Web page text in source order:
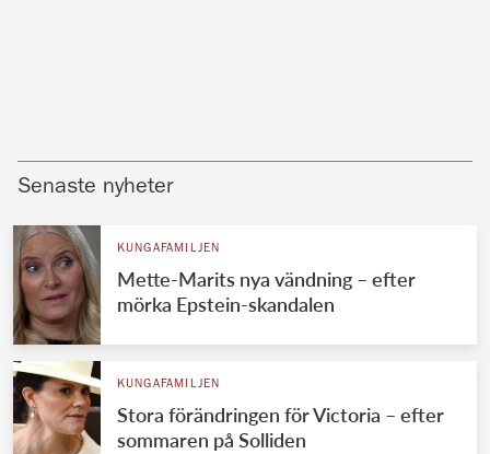
Senaste nyheter
KUNGAFAMILJEN
Mette-Marits nya vändning – efter
mörka Epstein-skandalen
KUNGAFAMILJEN
Stora förändringen för Victoria – efter
sommaren på Solliden